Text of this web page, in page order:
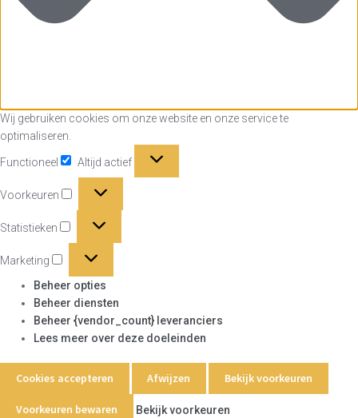
Wij gebruiken cookies om onze website en onze service te
optimaliseren.
Functioneel Altijd actief
Voorkeuren
Statistieken
Marketing
Marketing
Beheer opties
Beheer diensten
Beheer {vendor_count} leveranciers
Lees meer over deze doeleinden
Cookies accepteren Afwijzen Bekijk voorkeuren
Voorkeuren bewaren
Bekijk voorkeuren